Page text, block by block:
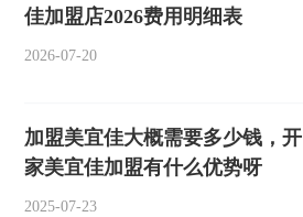
佳加盟店2026费用明细表
2026-07-20
加盟美宜佳大概需要多少钱，开
家美宜佳加盟有什么优势呀
2025-07-23